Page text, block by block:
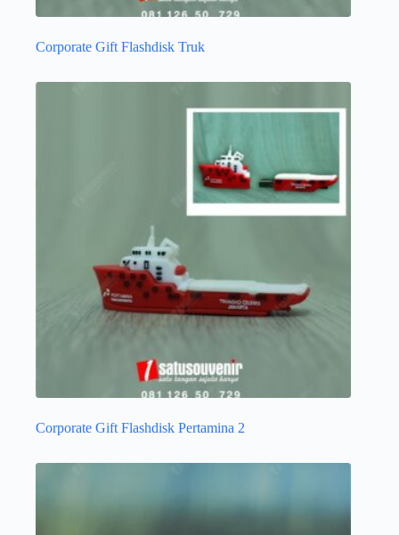
Corporate Gift Flashdisk Truk
Corporate Gift Flashdisk Pertamina 2